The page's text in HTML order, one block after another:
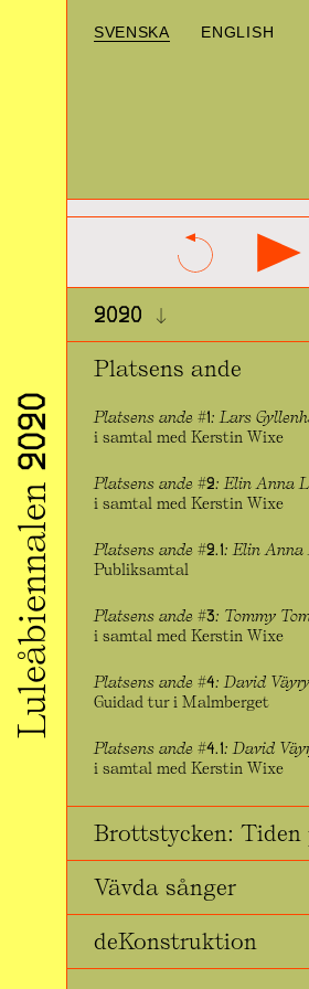
Luleåbiennalen 2020
SVENSKA ENGLISH
2020
Platsens ande
Platsens ande #1: Lars
i samtal med Kerstin Wixe
Platsens ande #2: Elin Anna
i samtal med Kerstin Wixe
Platsens ande #2.1: Elin Anna
Publiksamtal
Platsens ande #3: Tommy
i samtal med Kerstin Wixe
Platsens ande #4: David
Guidad tur i Malmberget
Platsens ande #4.1: David
i samtal med Kerstin Wixe
Brottstycken: Tiden
Vävda sånger
deKonstruktion